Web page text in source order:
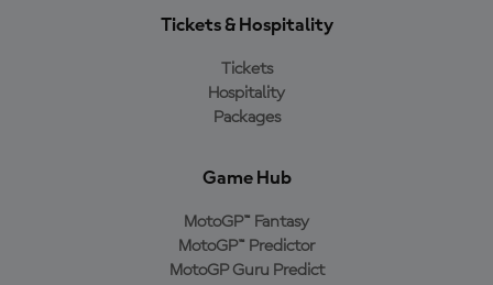
Tickets & Hospitality
Tickets
Hospitality
Packages
Game Hub
MotoGP™ Fantasy
MotoGP™ Predictor
MotoGP Guru Predict